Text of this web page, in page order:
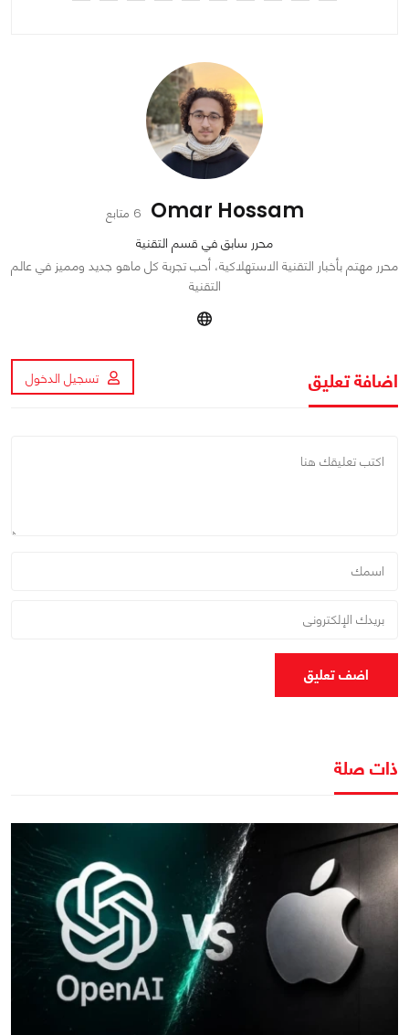
Omar Hossam 6 متابع
محرر سابق في قسم التقنية
محرر مهتم بأخبار التقنية الاستهلاكية، أحب تجربة كل ماهو جديد ومميز في عالم
التقنية
اضافة تعليق تسجيل الدخول
اضف تعليق
ذات صلة